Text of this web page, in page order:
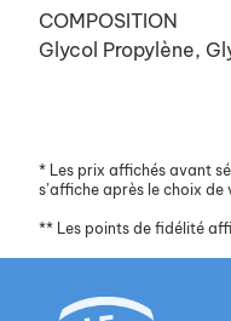
COMPOSITION
Glycol Propylène,
* Les prix affichés avant
s’affiche après le choix
** Les points de fidélité